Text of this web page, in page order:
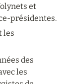
et
présidentes.
les
des
les